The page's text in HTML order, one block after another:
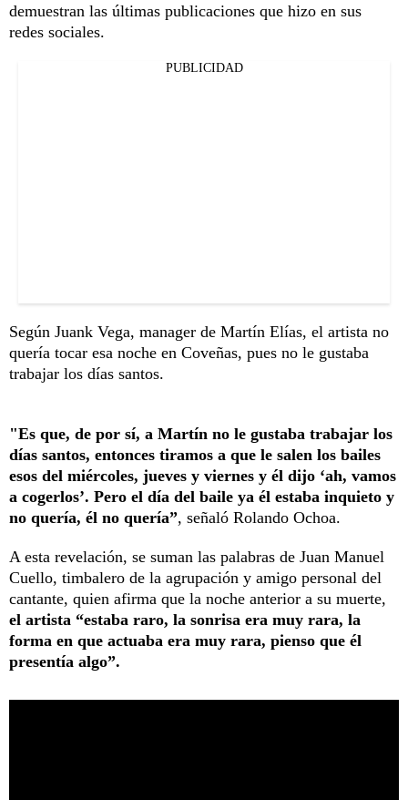
demuestran las últimas publicaciones que hizo en sus
redes sociales.
PUBLICIDAD
Según Juank Vega, manager de Martín Elías, el artista no
quería tocar esa noche en Coveñas, pues no le gustaba
trabajar los días santos.
"Es que, de por sí, a Martín no le gustaba trabajar los
días santos, entonces tiramos a que le salen los bailes
esos del miércoles, jueves y viernes y él dijo ‘ah, vamos
a cogerlos’. Pero el día del baile ya él estaba inquieto y
no quería, él no quería”, señaló Rolando Ochoa.
A esta revelación, se suman las palabras de Juan Manuel
Cuello, timbalero de la agrupación y amigo personal del
cantante, quien afirma que la noche anterior a su muerte,
el artista “estaba raro, la sonrisa era muy rara, la
forma en que actuaba era muy rara, pienso que él
presentía algo”.